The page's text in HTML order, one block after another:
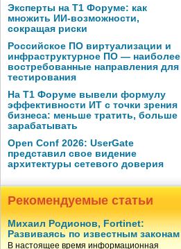
Эксперты на Т1 Форуме: как
множить ИИ-возможности,
сокращая риски
Российское ПО виртуализации и
инфраструктурное ПО — наиболее
востребованные направления для
тестирования
На Т1 Форуме вывели формулу
эффективности ИТ с точки зрения
бизнеса: меньше тратить, больше
зарабатывать
Open Conf 2026: UserGate
представил свое видение
архитектуры сетевого доверия
Рекомендуемые статьи
Михаил Родионов, Fortinet:
Развиваясь по известным законам
В настоящее время информационная